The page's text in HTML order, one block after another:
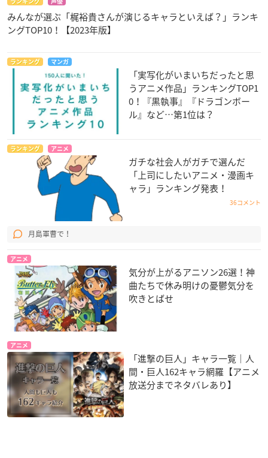
みんなが選ぶ「梶裕貴さんが演じるキャラといえば？」ランキ
ングTOP10！【2023年版】
ランキング マンガ
「実写化がいまいちだったと思
うアニメ作品」ランキングTOP1
0！『黒執事』『ドラゴンボー
ル』など…第1位は？
ランキング アニメ
ガチな社会人がガチで選んだ
「上司にしたいアニメ・漫画キ
ャラ」ランキング発表！
36コメント
月島軍曹で！
アニメ
気分が上がるアニソン26選！神
曲たちで休み明けの憂鬱気分を
吹きとばせ
アニメ
「進撃の巨人」キャラ一覧｜人
間・巨人162キャラ網羅【アニメ
放送分までネタバレあり】